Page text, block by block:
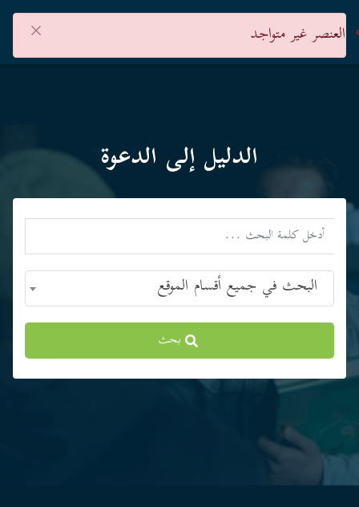
العنصر غير متواجد ×
الدليل إلى الدعوة
البحث في جميع أقسام الموقع
بحث